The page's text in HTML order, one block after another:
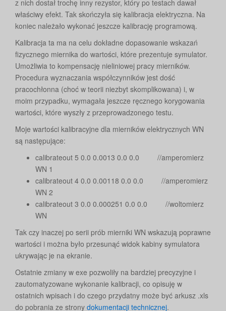
z nich dostał trochę inny rezystor, który po testach dawał
właściwy efekt. Tak skończyła się kalibracja elektryczna. Na
koniec należało wykonać jeszcze kalibrację programową.
Kalibracja ta ma na celu dokładne dopasowanie wskazań
fizycznego miernika do wartości, które prezentuje symulator.
Umożliwia to kompensację nieliniowej pracy mierników.
Procedura wyznaczania współczynników jest dość
pracochłonna (choć w teorii niezbyt skomplikowana) i, w
moim przypadku, wymagała jeszcze ręcznego korygowania
wartości, które wyszły z przeprowadzonego testu.
Moje wartości kalibracyjne dla mierników elektrycznych WN
są następujące:
calibrateout 5 0.0 0.0013 0.0 0.0 //amperomierz
WN 1
calibrateout 4 0.0 0.00118 0.0 0.0 //amperomierz
WN 2
calibrateout 3 0.0 0.000251 0.0 0.0 //woltomierz
WN
Tak czy inaczej po serii prób mierniki WN wskazują poprawne
wartości i można było przesunąć widok kabiny symulatora
ukrywając je na ekranie.
Ostatnie zmiany w exe pozwoliły na bardziej precyzyjne i
zautomatyzowane wykonanie kalibracji, co opisuję w
ostatnich wpisach i do czego przydatny może być arkusz .xls
do pobrania ze strony dokumentacji technicznej.